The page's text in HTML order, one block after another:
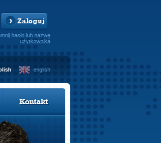
Zaloguj
hasło lub nazwę
użytkownika
english
Kontakt